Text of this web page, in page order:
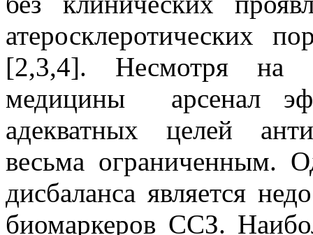
атеросклеротических
[2,3,4]. Несмотря на
медицины арсенал
адекватных целей
весьма ограниченным.
дисбаланса является
биомаркеров ССЗ.